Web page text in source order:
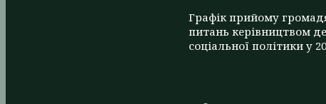
Графік прийому
питань керівництвом
соціальної політики у